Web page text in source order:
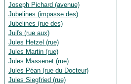
Joseph Pichard (avenue)
Jubelines (impasse des)
Jubelines (rue des)
Juifs (rue aux)
Jules Hetzel (rue)
Jules Martin (rue)
Jules Massenet (rue)
Jules Péan (rue du Docteur)
Jules Siegfried (rue)